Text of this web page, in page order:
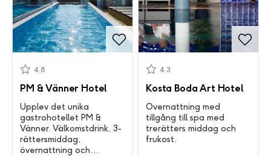
PM & Vänner Hotel
4.8
Upplev det unika
gastrohotellet PM &
Vänner. Välkomstdrink, 3-
rättersmiddag,
övernattning och
Kosta Boda Art Hotel
4.3
Övernattning med
tillgång till spa med
trerätters middag och
frukost.